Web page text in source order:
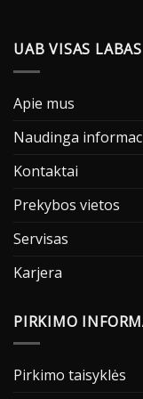
UAB VISAS LABAS
Apie mus
Naudinga
Kontaktai
Prekybos vietos
Servisas
Karjera
PIRKIMO
Pirkimo taisyklės